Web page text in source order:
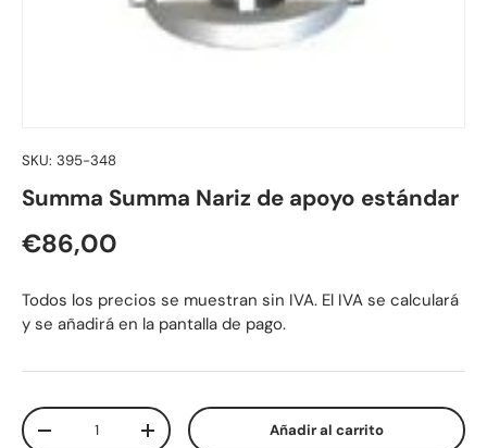
SKU: 395-348
Summa Summa Nariz de apoyo estándar
Precio normal
€86,00
Todos los precios se muestran sin IVA. El IVA se calculará
y se añadirá en la pantalla de pago.
Cant.
Disminuir cantidadAumentar la cantidadAñadir al carrito